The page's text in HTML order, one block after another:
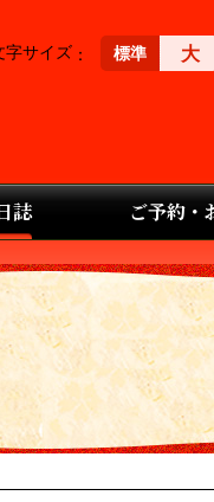
誌 ご予約・
字サイズ 標準 大